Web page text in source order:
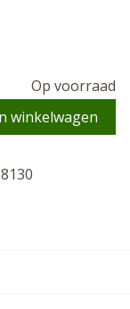
Op voorraad
winkelwagen